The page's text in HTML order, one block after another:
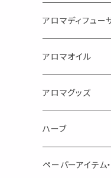
目的で選ぶ
蒸し暑い夏やリフレッ
消臭に（用途：空間や
FLOWER LESO.
Kiyome LESO. キ
体感-4℃ !? 薄荷を
AroMachi アロ
アロマディフュー
アロマオイル
エッセンシャルオイ
シングル
ブレンド
キャリアオイル
アロマグッズ
エッセンシャルオイ
ディフューザー
ハーブ
サシェ・香り袋
ペーパーアイテム